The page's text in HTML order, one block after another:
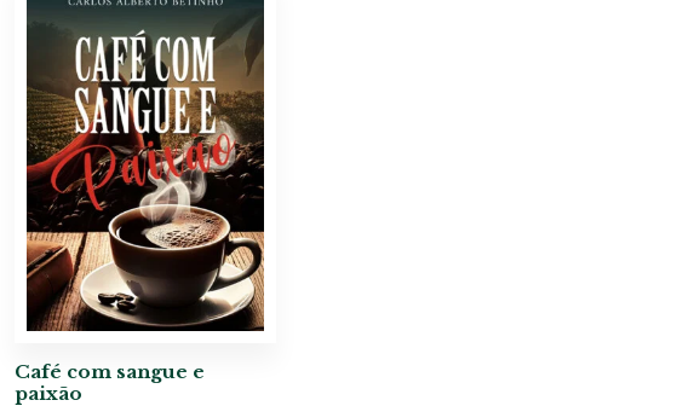
Café com sangue e
paixão